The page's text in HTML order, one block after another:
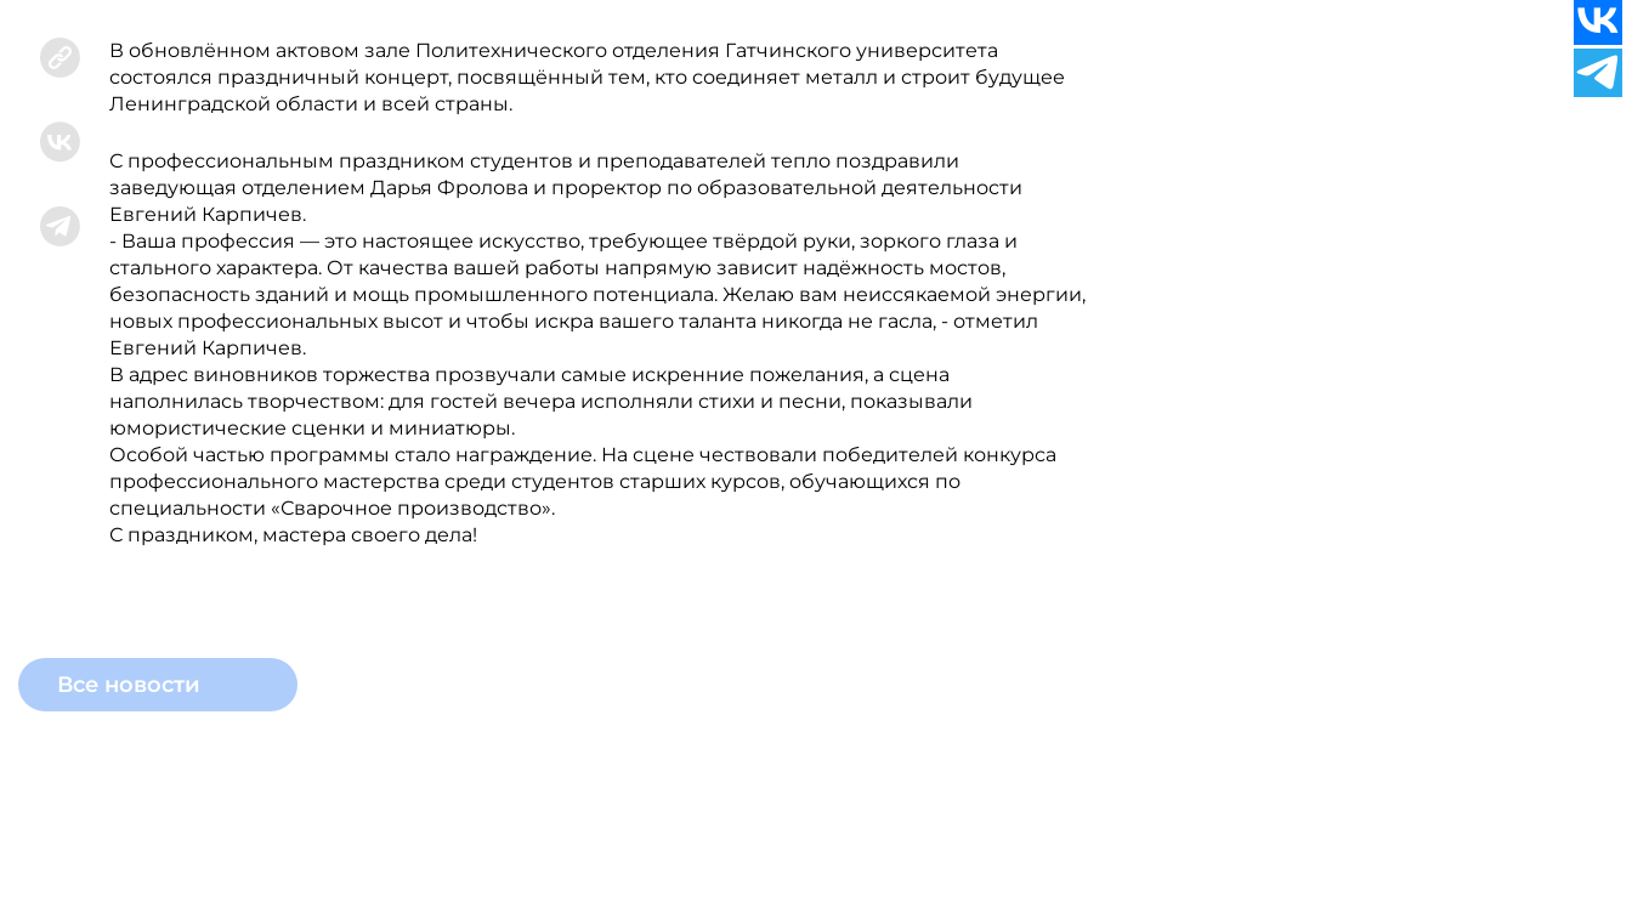
В обновлённом актовом зале Политехнического отделения Гатчинского университета
состоялся праздничный концерт, посвящённый тем, кто соединяет металл и строит будущее
Ленинградской области и всей страны.
С профессиональным праздником студентов и преподавателей тепло поздравили
заведующая отделением Дарья Фролова и проректор по образовательной деятельности
Евгений Карпичев.
- Ваша профессия — это настоящее искусство, требующее твёрдой руки, зоркого глаза и
стального характера. От качества вашей работы напрямую зависит надёжность мостов,
безопасность зданий и мощь промышленного потенциала. Желаю вам неиссякаемой энергии,
новых профессиональных высот и чтобы искра вашего таланта никогда не гасла, - отметил
Евгений Карпичев.
В адрес виновников торжества прозвучали самые искренние пожелания, а сцена
наполнилась творчеством: для гостей вечера исполняли стихи и песни, показывали
юмористические сценки и миниатюры.
Особой частью программы стало награждение. На сцене чествовали победителей конкурса
профессионального мастерства среди студентов старших курсов, обучающихся по
специальности «Сварочное производство».
С праздником, мастера своего дела!
Все новости